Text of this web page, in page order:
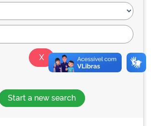
Start a new search